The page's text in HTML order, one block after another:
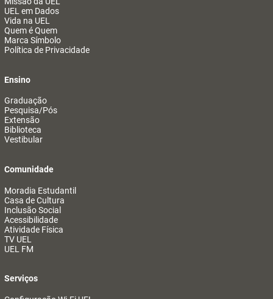
UEL em Dados
Vida na UEL
Quem é Quem
Marca Símbolo
Política de Privacidade
Ensino
Graduação
Pesquisa/Pós
Extensão
Biblioteca
Vestibular
Comunidade
Moradia Estudantil
Casa de Cultura
Inclusão Social
Acessibilidade
Atividade Física
TV UEL
UEL FM
Serviços